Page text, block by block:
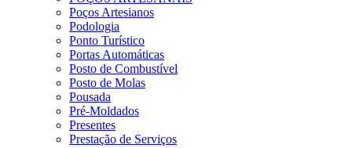
Poços Artesianos
Podologia
Ponto Turístico
Portas Automáticas
Posto de Combustível
Posto de Molas
Pousada
Pré-Moldados
Presentes
Prestação de Serviços